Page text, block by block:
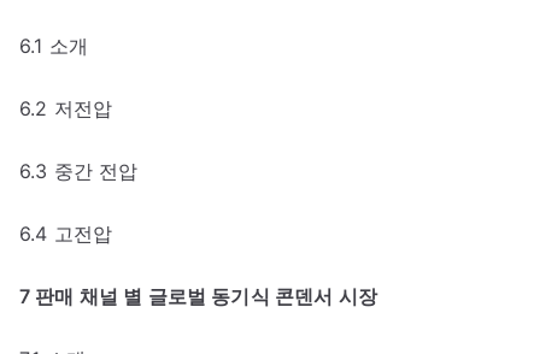
6.1 소개
6.2 저전압
6.3 중간 전압
6.4 고전압
7 판매 채널 별 글로벌 동기식 콘덴서 시장